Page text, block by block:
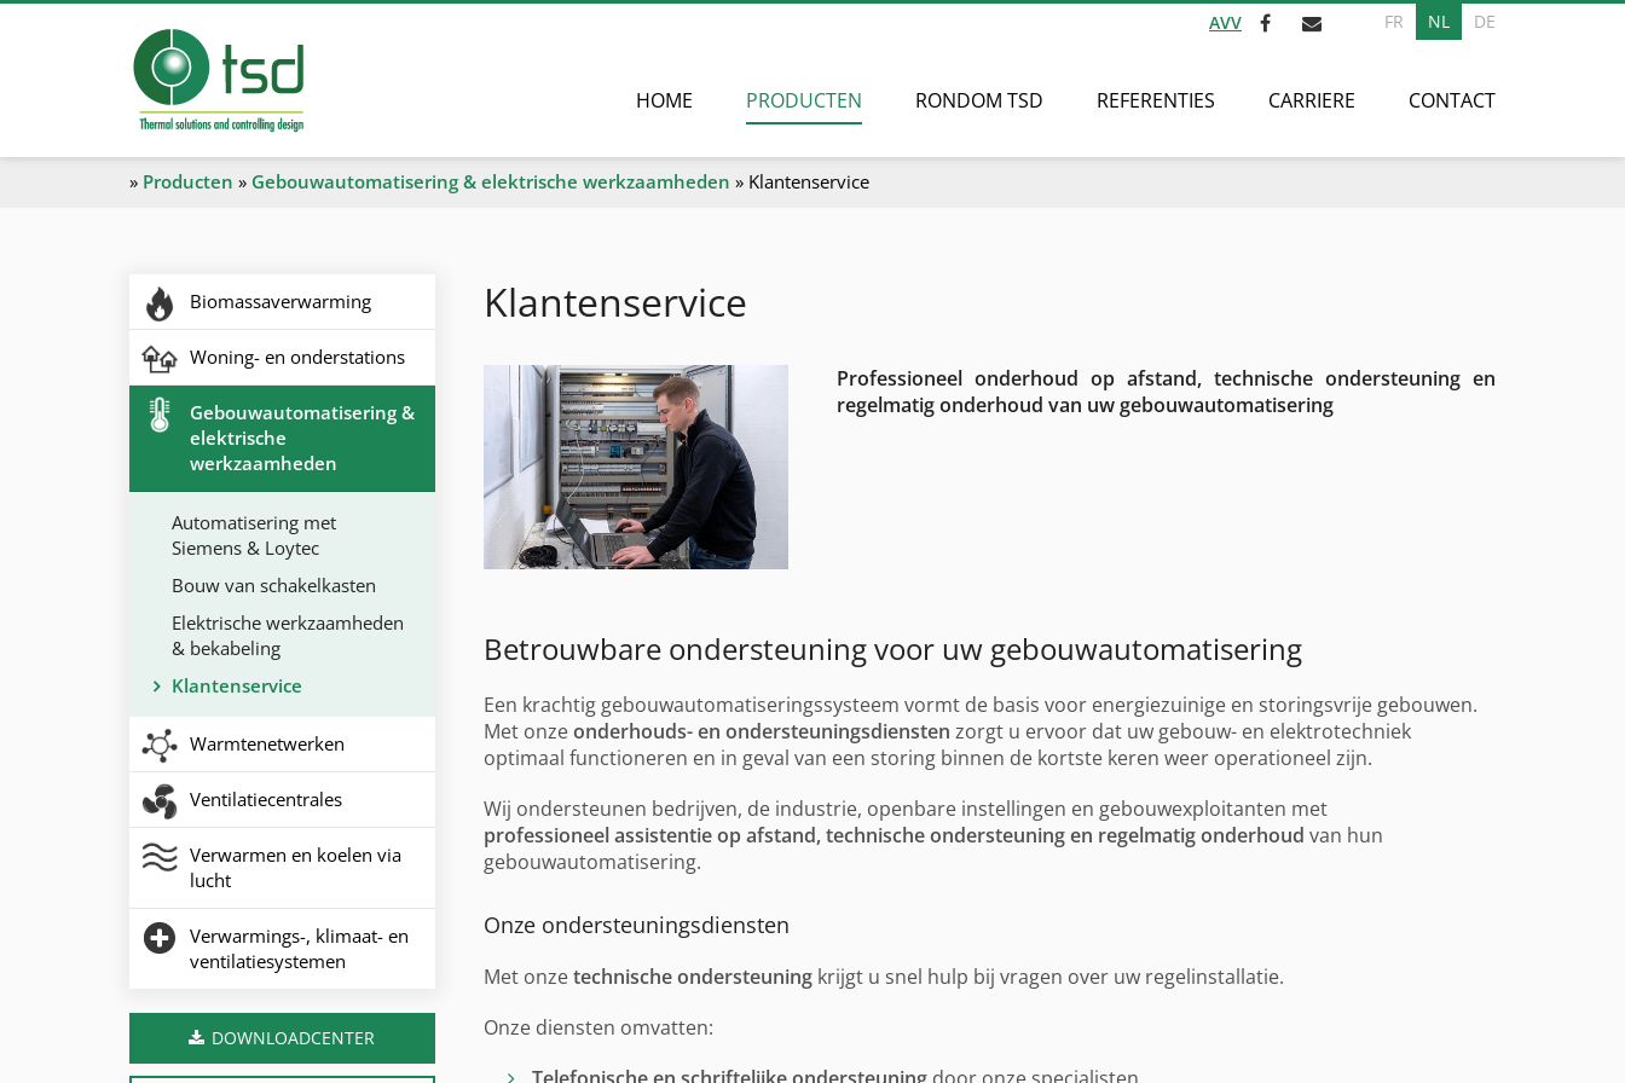
AVV FR NL DE
HOME PRODUCTEN RONDOM TSD REFERENTIES CARRIERE CONTACT
» Producten » Gebouwautomatisering & elektrische werkzaamheden » Klantenservice
Biomassaverwarming
Woning- en onderstations
Gebouwautomatisering &
elektrische
werkzaamheden
Automatisering met
Siemens & Loytec
Bouw van schakelkasten
Elektrische werkzaamheden
& bekabeling
Klantenservice
Warmtenetwerken
Ventilatiecentrales
Verwarmen en koelen via
lucht
Verwarmings-, klimaat- en
ventilatiesystemen
DOWNLOADCENTER
Klantenservice
Professioneel onderhoud op afstand, technische ondersteuning en
regelmatig onderhoud van uw gebouwautomatisering
Betrouwbare ondersteuning voor uw gebouwautomatisering
Een krachtig gebouwautomatiseringssysteem vormt de basis voor energiezuinige en storingsvrije gebouwen.
Met onzeonderhouds- en ondersteuningsdiensten zorgt u ervoor dat uw gebouw- en elektrotechniek
optimaal functioneren en in geval van een storing binnen de kortste keren weer operationeel zijn.
Wij ondersteunen bedrijven, de industrie, openbare instellingen en gebouwexploitanten met
professioneel assistentie op afstand, technische ondersteuning en regelmatig onderhoud van hun
gebouwautomatisering.
Onze ondersteuningsdiensten
Met onzetechnische ondersteuningkrijgt u snel hulp bij vragen over uw regelinstallatie.
Onze diensten omvatten: